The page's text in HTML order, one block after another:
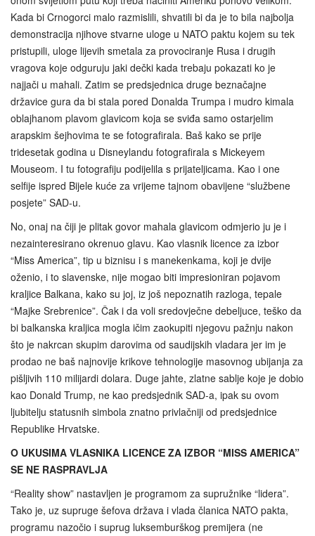
Kada bi Crnogorci malo razmislili, shvatili bi da je to bila najbolja
demonstracija njihove stvarne uloge u NATO paktu kojem su tek
pristupili, uloge lijevih smetala za provociranje Rusa i drugih
vragova koje odguruju jaki dečki kada trebaju pokazati ko je
najjači u mahali. Zatim se predsjednica druge beznačajne
državice gura da bi stala pored Donalda Trumpa i mudro kimala
oblajhanom plavom glavicom koja se sviđa samo ostarjelim
arapskim šejhovima te se fotografirala. Baš kako se prije
tridesetak godina u Disneylandu fotografirala s Mickeyem
Mouseom. I tu fotografiju podijelila s prijateljicama. Kao i one
selfije ispred Bijele kuće za vrijeme tajnom obavijene “službene
posjete” SAD-u.
No, onaj na čiji je plitak govor mahala glavicom odmjerio ju je i
nezainteresirano okrenuo glavu. Kao vlasnik licence za izbor
“Miss America”, tip u biznisu i s manekenkama, koji je dvije
oženio, i to slavenske, nije mogao biti impresioniran pojavom
kraljice Balkana, kako su joj, iz još nepoznatih razloga, tepale
“Majke Srebrenice”. Čak i da voli sredovječne debeljuce, teško da
bi balkanska kraljica mogla ičim zaokupiti njegovu pažnju nakon
što je nakrcan skupim darovima od saudijskih vladara jer im je
prodao ne baš najnovije krikove tehnologije masovnog ubijanja za
pišljivih 110 milijardi dolara. Duge jahte, zlatne sablje koje je dobio
kao Donald Trump, ne kao predsjednik SAD-a, ipak su ovom
ljubitelju statusnih simbola znatno privlačniji od predsjednice
Republike Hrvatske.
O UKUSIMA VLASNIKA LICENCE ZA IZBOR “MISS AMERICA”
SE NE RASPRAVLJA
“Reality show” nastavljen je programom za supružnike “lidera”.
Tako je, uz supruge šefova država i vlada članica NATO pakta,
programu nazočio i suprug luksemburškog premijera (ne